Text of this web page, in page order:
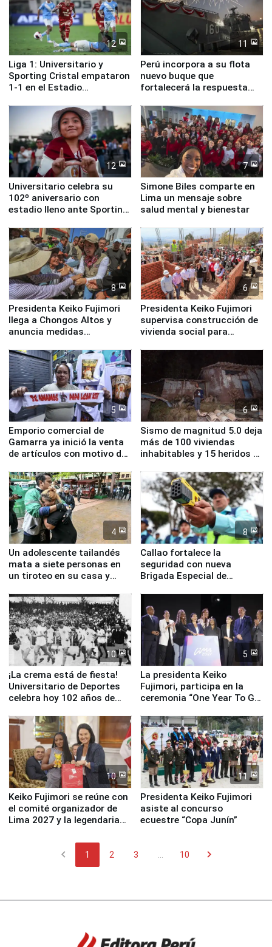
12
Liga 1: Universitario y
Sporting Cristal empataron
1-1 en el Estadio
11
Perú incorpora a su flota
nuevo buque que
fortalecerá la respuesta
12
Universitario celebra su
102º aniversario con
estadio lleno ante Sporting
7
Simone Biles comparte en
Lima un mensaje sobre
salud mental y bienestar
8
Presidenta Keiko Fujimori
llega a Chongos Altos y
anuncia medidas
educación, salud y empleo
6
Presidenta Keiko Fujimori
supervisa construcción de
vivienda social para
5
Emporio comercial de
Gamarra ya inició la venta
de artículos con motivo de
6
Sismo de magnitud 5.0 deja
más de 100 viviendas
inhabitables y 15 heridos en
4
Un adolescente tailandés
mata a siete personas en
un tiroteo en su casa y
8
Callao fortalece la
seguridad con nueva
Brigada Especial de
equipamiento para
Serenazgo
10
¡La crema está de fiesta!
Universitario de Deportes
celebra hoy 102 años de
5
La presidenta Keiko
Fujimori, participa en la
ceremonia “One Year To Go
10
Keiko Fujimori se reúne con
el comité organizador de
Lima 2027 y la legendaria
11
Presidenta Keiko Fujimori
asiste al concurso
ecuestre “Copa Junín”
chevron_left 1 2 3 ... 10 chevron_right